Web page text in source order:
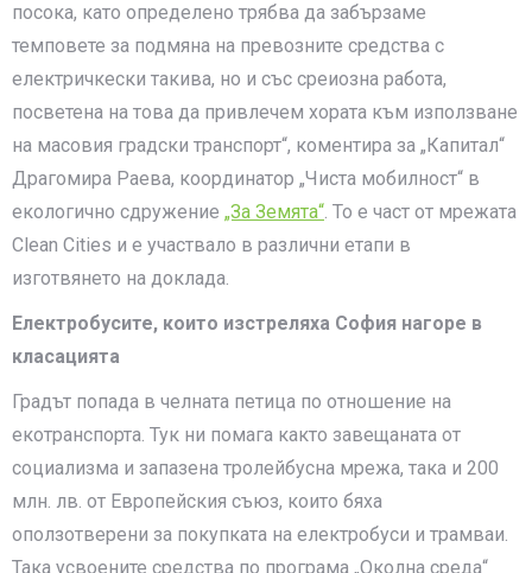
посока, като определено трябва да забързаме
темповете за подмяна на превозните средства с
електричкески такива, но и със среиозна работа,
посветена на това да привлечем хората към използване
на масовия градски транспорт“, коментира за „Капитал“
Драгомира Раева, координатор „Чиста мобилност“ в
екологично сдружение „За Земята“. То е част от мрежата
Clean Cities и е участвало в различни етапи в
изготвянето на доклада.
Електробусите, които изстреляха София нагоре в
класацията
Градът попада в челната петица по отношение на
екотранспорта. Тук ни помага както завещаната от
социализма и запазена тролейбусна мрежа, така и 200
млн. лв. от Европейския съюз, които бяха
оползотверени за покупката на електробуси и трамваи.
Така усвоените средства по програма „Околна среда“